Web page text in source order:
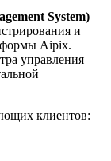
System) –
и
Aipix.
управления
клиентов: